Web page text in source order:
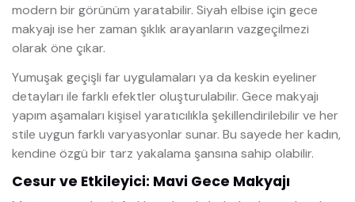
modern bir görünüm yaratabilir. Siyah elbise için gece
makyajı ise her zaman şıklık arayanların vazgeçilmezi
olarak öne çıkar.
Yumuşak geçişli far uygulamaları ya da keskin eyeliner
detayları ile farklı efektler oluşturulabilir. Gece makyajı
yapım aşamaları kişisel yaratıcılıkla şekillendirilebilir ve her
stile uygun farklı varyasyonlar sunar. Bu sayede her kadın,
kendine özgü bir tarz yakalama şansına sahip olabilir.
Cesur ve Etkileyici: Mavi Gece Makyajı